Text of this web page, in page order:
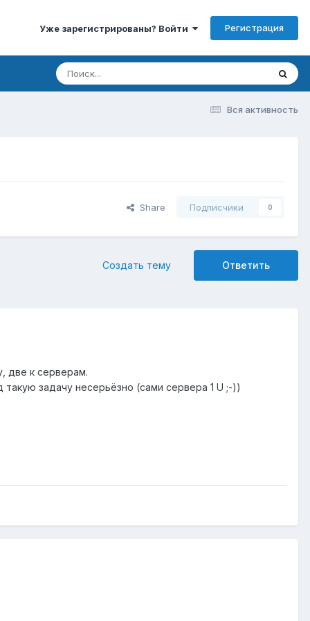
Уже зарегистрированы? Войти Регистрация
Вся активность
Share Подписчики 0
Ответить
Создать тему
две к серверам.
задачу несерьёзно (сами сервера 1 U ;-))